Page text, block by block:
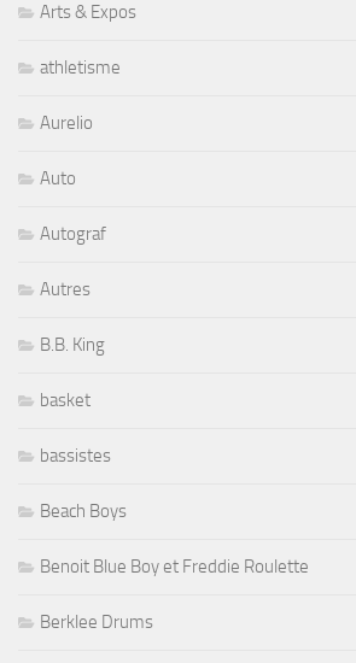
Arts & Expos
athletisme
Aurelio
Auto
Autograf
Autres
B.B. King
basket
bassistes
Beach Boys
Benoit Blue Boy et Freddie Roulette
Berklee Drums